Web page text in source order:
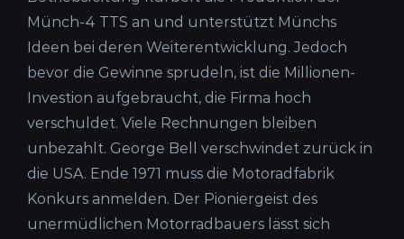
Münch-4 TTS an und unterstützt Münchs
Ideen bei deren Weiterentwicklung. Jedoch
bevor die Gewinne sprudeln, ist die Millionen-
Investion aufgebraucht, die Firma hoch
verschuldet. Viele Rechnungen bleiben
unbezahlt. George Bell verschwindet zurück in
die USA. Ende 1971 muss die Motoradfabrik
Konkurs anmelden. Der Pioniergeist des
unermüdlichen Motorradbauers lässt sich